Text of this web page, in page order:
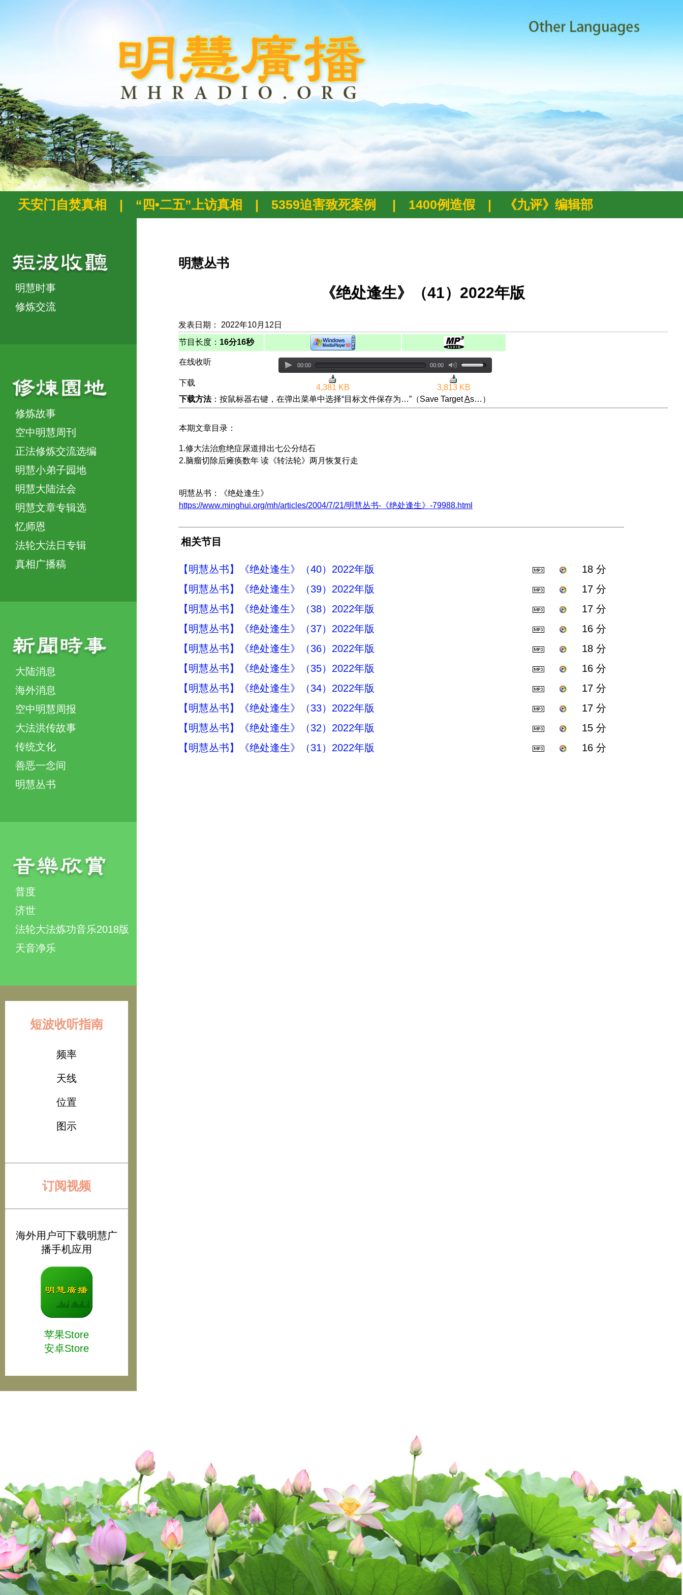
天安门自焚真相 | “四•二五”上访真相 | 5359迫害致死案例 | 1400例造假 | 《九评》编辑部
明慧时事
修炼交流
修炼故事
空中明慧周刊
正法修炼交流选编
明慧小弟子园地
明慧大陆法会
明慧文章专辑选
忆师恩
法轮大法日专辑
真相广播稿
大陆消息
海外消息
空中明慧周报
大法洪传故事
传统文化
善恶一念间
明慧丛书
普度
济世
法轮大法炼功音乐2018版
天音净乐
短波收听指南
频率
天线
位置
图示
订阅视频
海外用户可下载明慧广
播手机应用
苹果Store
安卓Store
明慧丛书
《绝处逢生》（41）2022年版
发表日期： 2022年10月12日
节目长度： 16分16秒
在线收听 00:00 00:00
下载
4,381 KB
3,813 KB
下载方法：按鼠标器右键，在弹出菜单中选择“目标文件保存为…”（Save TargetAs…）
本期文章目录：
1.修大法治愈绝症尿道排出七公分结石
2.脑瘤切除后瘫痪数年 读《转法轮》两月恢复行走
明慧丛书：《绝处逢生》
https://www.minghui.org/mh/articles/2004/7/21/明慧丛书-《绝处逢生》-79988.html
相关节目
【明慧丛书】《绝处逢生》（40）2022年版
18 分
【明慧丛书】《绝处逢生》（39）2022年版
17 分
【明慧丛书】《绝处逢生》（38）2022年版
17 分
【明慧丛书】《绝处逢生》（37）2022年版
16 分
【明慧丛书】《绝处逢生》（36）2022年版
18 分
【明慧丛书】《绝处逢生》（35）2022年版
16 分
【明慧丛书】《绝处逢生》（34）2022年版
17 分
【明慧丛书】《绝处逢生》（33）2022年版
17 分
【明慧丛书】《绝处逢生》（32）2022年版
15 分
【明慧丛书】《绝处逢生》（31）2022年版
16 分